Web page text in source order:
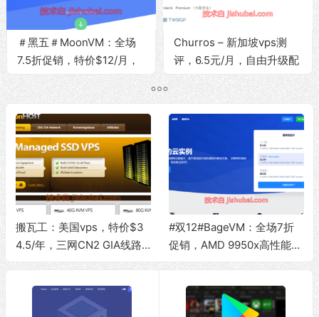
＃黑五＃MoonVM：全场
7.5折促销，特价$12/月，
容
Churros – 新加坡vps测
评，6.5元/月，自由升级配
搬瓦工：美国vps，特价$3
4.5/年，三网CN2 GIA线路/1
#双12#BageVM：全场7折
促销，AMD 9950x高性能V
地区